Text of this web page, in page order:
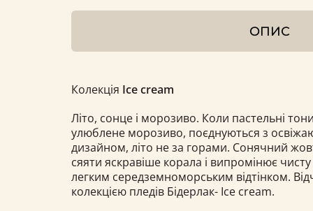
ОПИС
Колекція Icecream
Літо, сонце і морозиво. Коли пастельні
улюблене морозиво, поєднуються з
дизайном, літо не за горами. Сонячний
сяяти яскравіше корала і випромінює чисту
легким середземноморським відтінком.
колекцією пледів Бідерлак- Ice cream.